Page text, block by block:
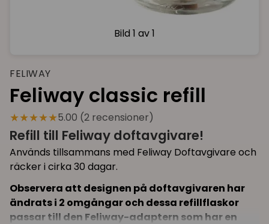
Bild 1 av 1
FELIWAY
Feliway classic refill
★★★★★5.00 (2 recensioner)
Refill till Feliway doftavgivare!
Används tillsammans med Feliway Doftavgivare och
räcker i cirka 30 dagar.
Observera att designen på doftavgivaren har
ändrats i 2 omgångar och dessa refillflaskor
passar till den Feliway-adaptern som har en